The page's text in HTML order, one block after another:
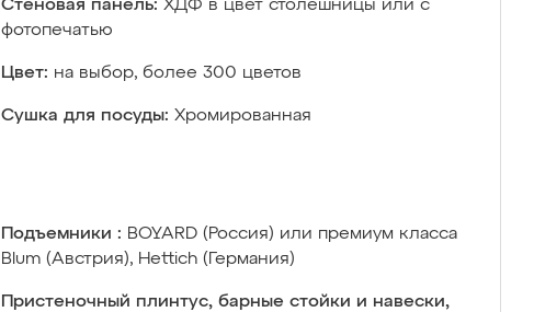
Стеновая панель: ХДФ в цвет столешницы или с
фотопечатью
Цвет: на выбор, более 300 цветов
Сушка для посуды: Хромированная
Подъемники : BOYARD (Россия) или премиум класса
Blum (Австрия), Hettich (Германия)
Пристеночный плинтус, барные стойки и навески,